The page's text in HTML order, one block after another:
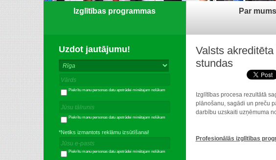
Izglītības programmas Par mums
Uzdot jautājumu!
Piekrītu manu personas datu apstrādei minētajam nolūkam
Piekrītu manu personas datu apstrādei minētajam nolūkam
*Netiks izmantots reklāmu izsūtīšanai!
Piekrītu manu personas datu apstrādei minētajam nolūkam
Valsts
stundas
Izglītības procesa rezultātā
plānošanu, sagādi un preču
darbību uzskaiti uzņēmuma
Profesionālās izglītības